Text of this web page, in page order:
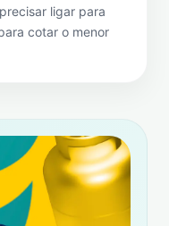
ligar para
cotar o menor